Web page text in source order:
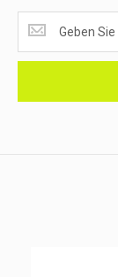
EMPFANGEN?
<br>MELDE